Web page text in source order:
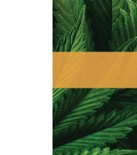
ZDROWAŚ
O
na temat,
– choć na co